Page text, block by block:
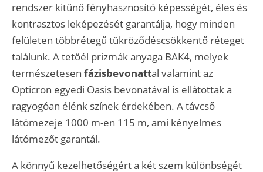
rendszer kitűnő fényhasznosító képességét, éles és
kontrasztos leképezését garantálja, hogy minden
felületen többrétegű tükröződéscsökkentő réteget
találunk. A tetőél prizmák anyaga BAK4, melyek
természetesen fázisbevonattal valamint az
Opticron egyedi Oasis bevonatával is ellátottak a
ragyogóan élénk színek érdekében. A távcső
látómezeje 1000 m-en 115 m, ami kényelmes
látómezőt garantál.
A könnyű kezelhetőségért a két szem különbségét